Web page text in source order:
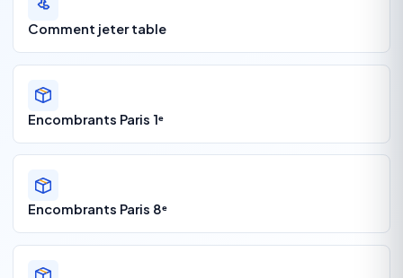
Comment jeter table
Encombrants Paris 1ᵉ
Encombrants Paris 8ᵉ